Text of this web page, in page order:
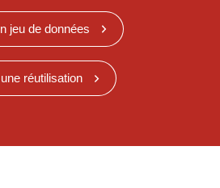
jeu de données
réutilisation